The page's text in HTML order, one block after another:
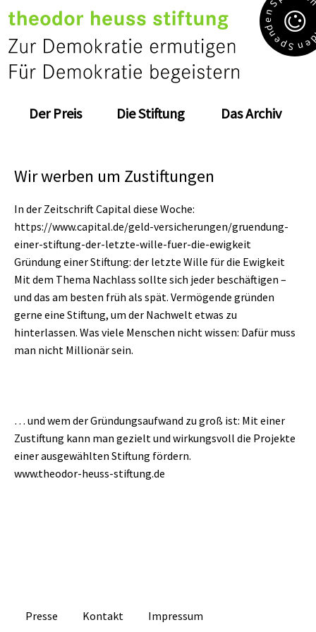
Der Preis Die Stiftung Das Archiv
S
p
e
n
d
e
n
S
e
n
Wir werben um Zustiftungen
In der Zeitschrift Capital diese Woche:
https://www.capital.de/geld-versicherungen/gruendung-
einer-stiftung-der-letzte-wille-fuer-die-ewigkeit
Gründung einer Stiftung: der letzte Wille für die Ewigkeit
Mit dem Thema Nachlass sollte sich jeder beschäftigen –
und das am besten früh als spät. Vermögende gründen
gerne eine Stiftung, um der Nachwelt etwas zu
hinterlassen. Was viele Menschen nicht wissen: Dafür muss
man nicht Millionär sein.
… und wem der Gründungsaufwand zu groß ist: Mit einer
Zustiftung kann man gezielt und wirkungsvoll die Projekte
einer ausgewählten Stiftung fördern.
www.theodor-heuss-stiftung.de
Presse Kontakt Impressum